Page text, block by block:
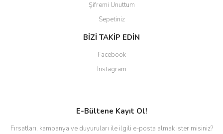
Şifremi Unuttum
Sepetiniz
BİZİ TAKİP EDİN
Facebook
Instagram
E-Bültene Kayıt Ol!
Fırsatları, kampanya ve duyuruları ile ilgili e-posta almak ister misiniz?